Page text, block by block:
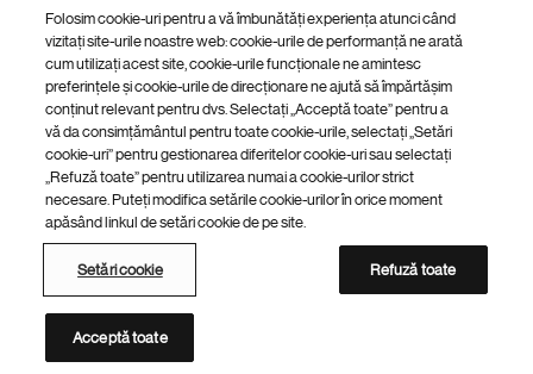
Footer Site Search
Footer
Bottom
© 2026 Novartis AG
Politica de confidențialitate Termeni și condiții
Setări cookie
Harta site-ului
Lista platforme web Novartis
Această platformă web este destinată publicului din România
Folosim cookie-uri pentru a vă îmbunătăți experiența atunci când
vizitați site-urile noastre web: cookie-urile de performanță ne arată
cum utilizați acest site, cookie-urile funcționale ne amintesc
preferințele și cookie-urile de direcționare ne ajută să împărtășim
conținut relevant pentru dvs. Selectați „Acceptă toate” pentru a
vă da consimțământul pentru toate cookie-urile, selectați „Setări
cookie-uri” pentru gestionarea diferitelor cookie-uri sau selectați
„Refuză toate” pentru utilizarea numai a cookie-urilor strict
necesare. Puteți modifica setările cookie-urilor în orice moment
apăsând linkul de setări cookie de pe site.
Setări cookie Refuză toate
Acceptă toate